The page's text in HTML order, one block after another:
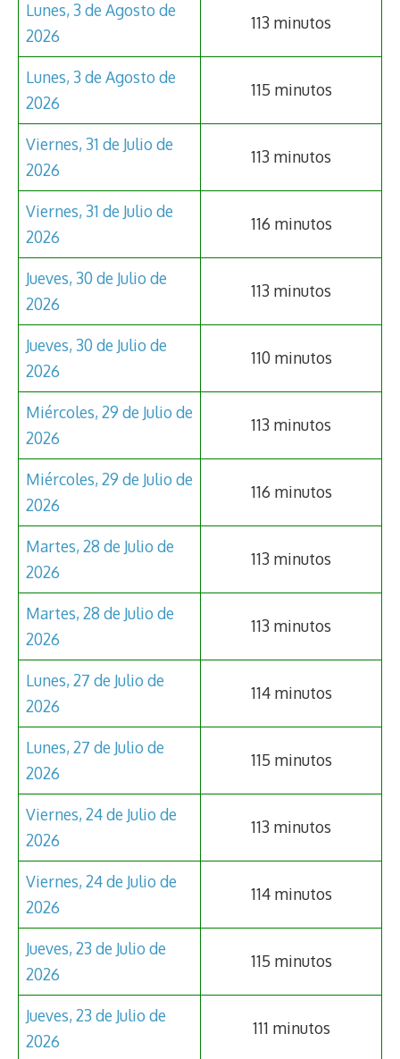
Lunes, 3 de Agosto de
2026
113 minutos
Lunes, 3 de Agosto de
2026
115 minutos
Viernes, 31 de Julio de
2026
113 minutos
Viernes, 31 de Julio de
2026
116 minutos
Jueves, 30 de Julio de
2026
113 minutos
Jueves, 30 de Julio de
2026
110 minutos
Miércoles, 29 de Julio de
2026
113 minutos
Miércoles, 29 de Julio de
2026
116 minutos
Martes, 28 de Julio de
2026
113 minutos
Martes, 28 de Julio de
2026
113 minutos
Lunes, 27 de Julio de
2026
114 minutos
Lunes, 27 de Julio de
2026
115 minutos
Viernes, 24 de Julio de
2026
113 minutos
Viernes, 24 de Julio de
2026
114 minutos
Jueves, 23 de Julio de
2026
115 minutos
Jueves, 23 de Julio de
2026
111 minutos